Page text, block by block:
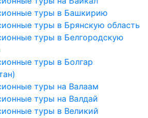
туры в Башкирию
туры в Брянскую область
туры в Белгородскую
туры в Болгар
туры на Валаам
туры на Валдай
туры в Великий